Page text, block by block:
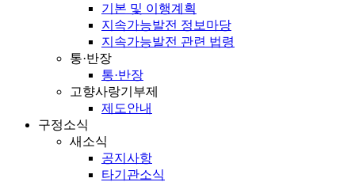
기본 및 이행계획
지속가능발전 정보마당
지속가능발전 관련 법령
통·반장
통·반장
고향사랑기부제
제도안내
구정소식
새소식
공지사항
타기관소식